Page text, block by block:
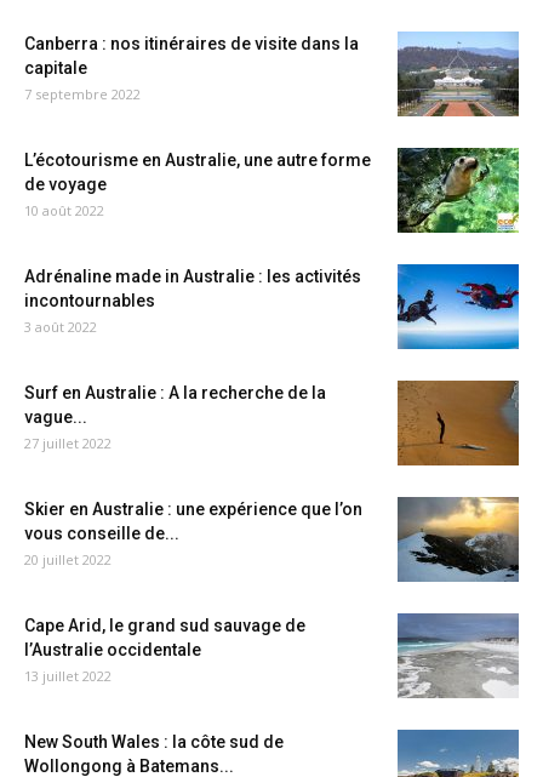
Canberra : nos itinéraires de visite dans la
capitale
7 septembre 2022
L’écotourisme en Australie, une autre forme
de voyage
10 août 2022
Adrénaline made in Australie : les activités
incontournables
3 août 2022
Surf en Australie : A la recherche de la
vague...
27 juillet 2022
Skier en Australie : une expérience que l’on
vous conseille de...
20 juillet 2022
Cape Arid, le grand sud sauvage de
l’Australie occidentale
13 juillet 2022
New South Wales : la côte sud de
Wollongong à Batemans...